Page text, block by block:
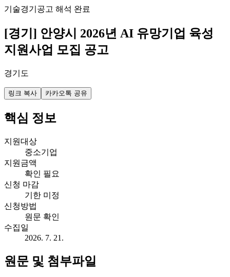
기술경기 공고 해석 완료
[경기] 안양시 2026년 AI 유망기업 육성
지원사업 모집 공고
경기도
링크 복사 카카오톡 공유
핵심 정보
지원대상
중소기업
지원금액
확인 필요
신청 마감
기한 미정
신청방법
원문 확인
수집일
2026. 7. 21.
원문 및 첨부파일